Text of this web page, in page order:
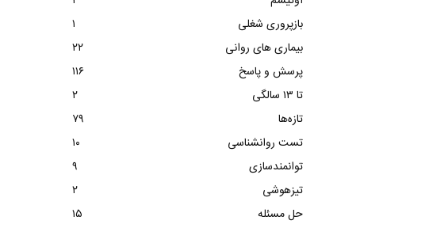
بازپروری شغلی
۱
بیماری های روانی
۲۲
پرسش و پاسخ
۱۱۶
تا ۱۳ سالگی
۲
تازه‌ها
۷۹
تست روانشناسی
۱۰
توانمندسازی
۹
تیزهوشی
۲
حل مسئله
۱۵